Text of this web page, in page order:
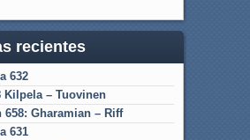
recientes
632
Kilpela – Tuovinen
658: Gharamian – Riff
631